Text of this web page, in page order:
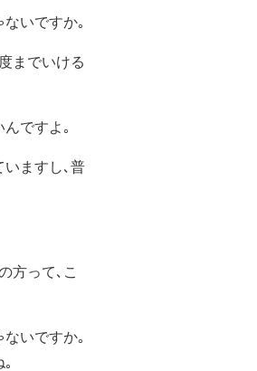
いですか｡
までいける
ですよ｡
いますし､普
方って､こ
いですか｡